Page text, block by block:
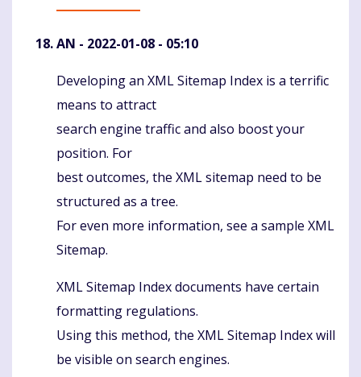
AN - 2022-01-08 - 05:10
Komentaras
Developing an XML Sitemap Index is a terrific
means to attract
search engine traffic and also boost your
position. For
best outcomes, the XML sitemap need to be
structured as a tree.
For even more information, see a sample XML
Sitemap.
XML Sitemap Index documents have certain
formatting regulations.
Using this method, the XML Sitemap Index will
be visible on search engines.